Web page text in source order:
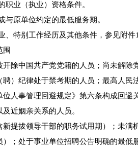
业（执业）资格条件。
原单位约定的最低服务期。
特别工作经历及其他条件，参见附件1
围
除中国共产党党籍的人员；尚未解
）纪律处于禁考期的人员；最高人
人事管理回避规定》第六条构成回
近姻亲关系的人员。
提拔领导干部的职务试用期）；未
；处于事业单位招聘公告明确的最